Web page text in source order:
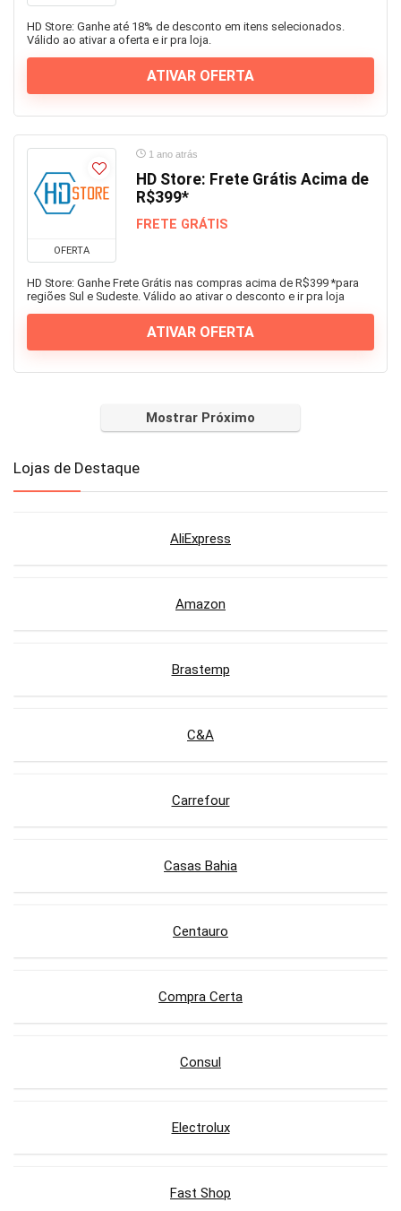
HD Store: Ganhe até 18% de desconto em itens selecionados.
Válido ao ativar a oferta e ir pra loja.
ATIVAR OFERTA
OFERTA
1 ano atrás
HD Store: Frete Grátis Acima de
R$399*
FRETE GRÁTIS
HD Store: Ganhe Frete Grátis nas compras acima de R$399 *para
regiões Sul e Sudeste. Válido ao ativar o desconto e ir pra loja
ATIVAR OFERTA
Mostrar Próximo
Lojas de Destaque
AliExpress
Amazon
Brastemp
C&A
Carrefour
Casas Bahia
Centauro
Compra Certa
Consul
Electrolux
Fast Shop